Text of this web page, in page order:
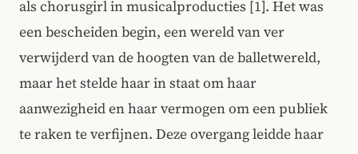
als chorusgirl in musicalproducties [1]. Het was
een bescheiden begin, een wereld van ver
verwijderd van de hoogten van de balletwereld,
maar het stelde haar in staat om haar
aanwezigheid en haar vermogen om een publiek
te raken te verfijnen. Deze overgang leidde haar